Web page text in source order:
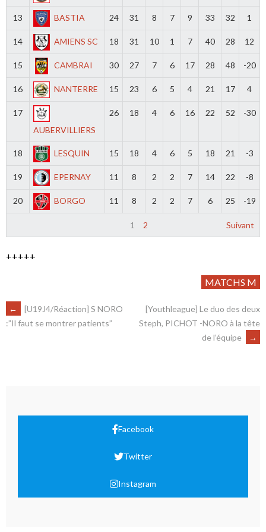
13 BASTIA 24 31 8 7 9 33 32 1
14 AMIENS SC 18 31 10 1 7 40 28 12
15 CAMBRAI 30 27 7 6 17 28 48 -20
16 NANTERRE 15 23 6 5 4 21 17 4
17
AUBERVILLIERS
26 18 4 6 16 22 52 -30
18 LESQUIN 15 18 4 6 5 18 21 -3
19 EPERNAY 11 8 2 2 7 14 22 -8
20 BORGO 11 8 2 2 7 6 25 -19
1 2 Suivant
+++++
MATCHS M
←
[U19J4/Réaction] S NORO
:”Il faut se montrer patients”
[Youthleague] Le duo des deux
Steph, PICHOT -NORO à la tête
de l’équipe
→
Facebook
Twitter
Instagram